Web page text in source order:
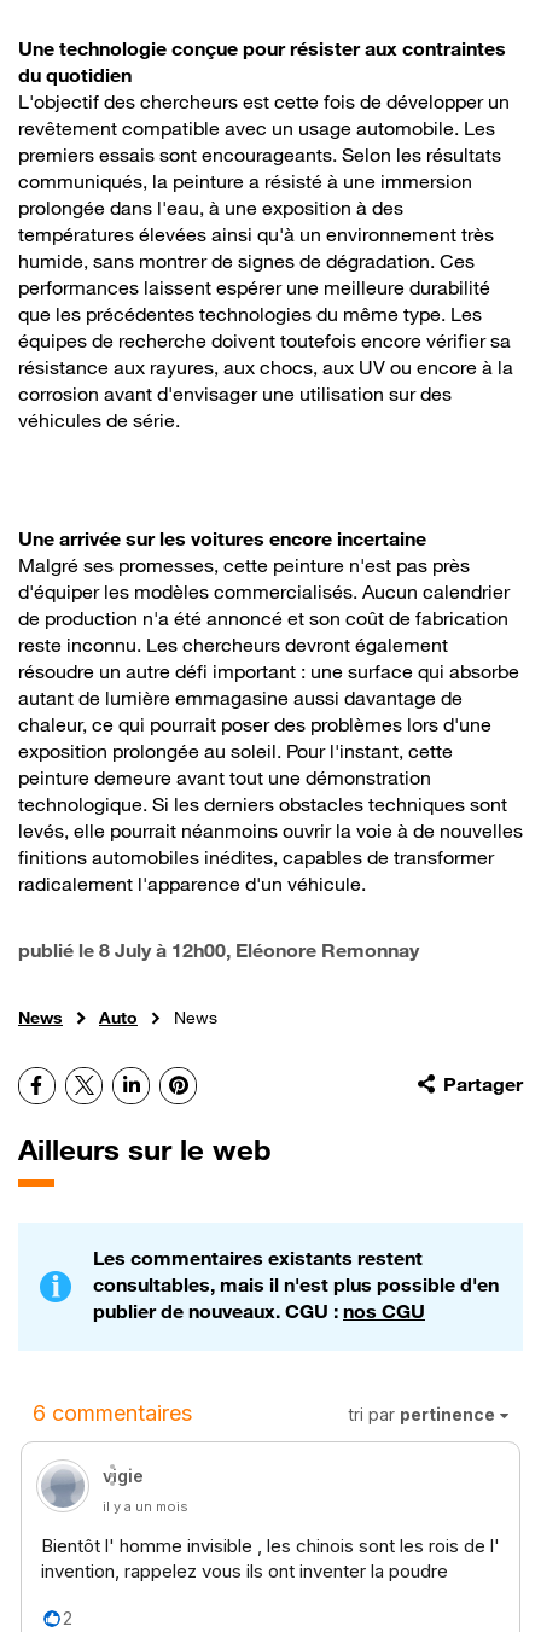
Une technologie conçue pour résister aux contraintes
du quotidien
L'objectif des chercheurs est cette fois de développer un
revêtement compatible avec un usage automobile. Les
premiers essais sont encourageants. Selon les résultats
communiqués, la peinture a résisté à une immersion
prolongée dans l'eau, à une exposition à des
températures élevées ainsi qu'à un environnement très
humide, sans montrer de signes de dégradation. Ces
performances laissent espérer une meilleure durabilité
que les précédentes technologies du même type. Les
équipes de recherche doivent toutefois encore vérifier sa
résistance aux rayures, aux chocs, aux UV ou encore à la
corrosion avant d'envisager une utilisation sur des
véhicules de série.
Une arrivée sur les voitures encore incertaine
Malgré ses promesses, cette peinture n'est pas près
d'équiper les modèles commercialisés. Aucun calendrier
de production n'a été annoncé et son coût de fabrication
reste inconnu. Les chercheurs devront également
résoudre un autre défi important : une surface qui absorbe
autant de lumière emmagasine aussi davantage de
chaleur, ce qui pourrait poser des problèmes lors d'une
exposition prolongée au soleil. Pour l'instant, cette
peinture demeure avant tout une démonstration
technologique. Si les derniers obstacles techniques sont
levés, elle pourrait néanmoins ouvrir la voie à de nouvelles
finitions automobiles inédites, capables de transformer
radicalement l'apparence d'un véhicule.
publié le 8 July à 12h00, Eléonore Remonnay
News Auto News
Partager
Facebook
X LinkedInPinterest
Ailleurs sur le web
Les commentaires existants restent
consultables, mais il n'est plus possible d'en
publier de nouveaux. CGU : nos CGU